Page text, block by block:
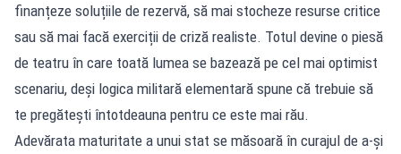
finanțeze soluțiile de rezervă, să mai stocheze resurse critice
sau să mai facă exerciții de criză realiste. Totul devine o piesă
de teatru în care toată lumea se bazează pe cel mai optimist
scenariu, deși logica militară elementară spune că trebuie să
te pregătești întotdeauna pentru ce este mai rău.
Adevărata maturitate a unui stat se măsoară în curajul de a-și